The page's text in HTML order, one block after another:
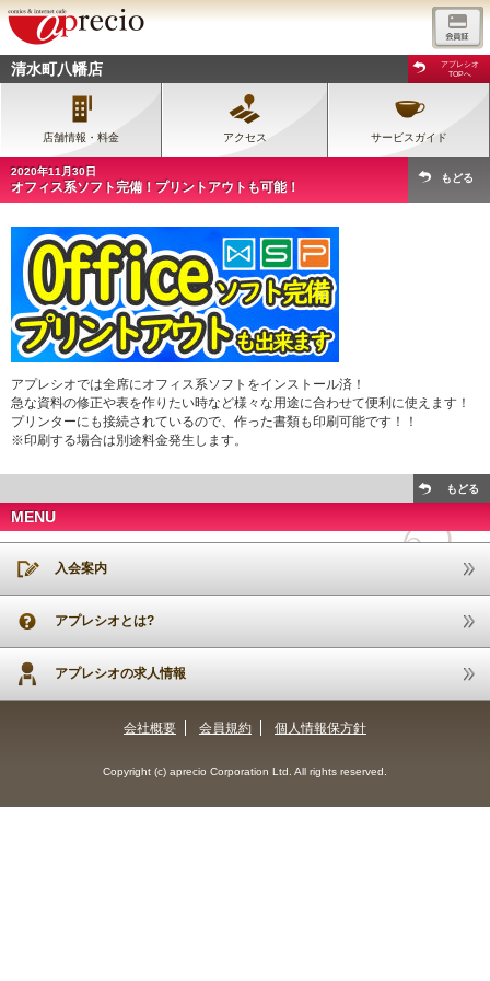
清水町八幡店
アプレシオ
TOPへ
店舗情報・料金 アクセス サービスガイド
2020年11月30日
オフィス系ソフト完備！プリントアウトも可能！
もどる
アプレシオでは全席にオフィス系ソフトをインストール済！
急な資料の修正や表を作りたい時など様々な用途に合わせて便利に使えます！
プリンターにも接続されているので、作った書類も印刷可能です！！
※印刷する場合は別途料金発生します。
もどる
MENU
入会案内
アプレシオとは?
アプレシオの求人情報
会社概要 会員規約 個人情報保方針
Copyright (c) aprecio Corporation Ltd. All rights reserved.